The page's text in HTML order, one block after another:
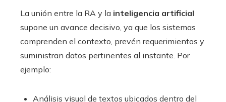
La unión entre la RA y la inteligencia artificial
supone un avance decisivo, ya que los sistemas
comprenden el contexto, prevén requerimientos y
suministran datos pertinentes al instante. Por
ejemplo:
Análisis visual de textos ubicados dentro del